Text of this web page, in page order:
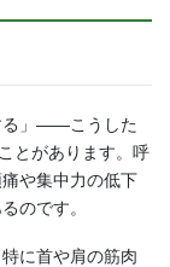
る」――こうした
とがあります。呼
や集中力の低下
のです。
に首や肩の筋肉